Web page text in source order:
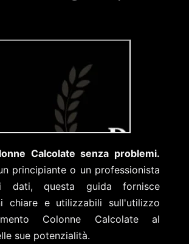
Calcolate senza problemi.
principiante o un professionista
dati, questa guida fornisce
chiare e utilizzabili sull'utilizzo
Colonne Calcolate al
sue potenzialità.